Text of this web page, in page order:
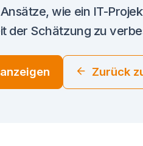
wie ein IT-
der Schätzung zu
Zurück